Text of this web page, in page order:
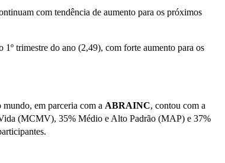
com tendência de aumento para os próximos
1º trimestre do ano (2,49), com forte aumento para os
em parceria com a ABRAINC, contou com a
Vida (MCMV), 35% Médio e Alto Padrão (MAP) e 37%